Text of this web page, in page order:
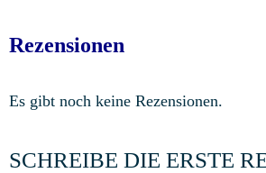
Rezensionen
Es gibt noch keine Rezensionen.
SCHREIBE DIE ERSTE